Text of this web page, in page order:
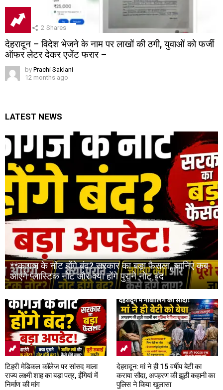
2 Shares
देहरादून – विदेश भेजने के नाम पर लाखों की ठगी, युवाओं को फर्जी
ऑफर लेटर देकर एजेंट फरार –
by Prachi Saklani
12 months ago
LATEST NEWS
**कागज के नोट होंगे बंद? सरकार का बड़ा फैसला, जानिए कब
आएंगे प्लास्टिक नोट और क्या होंगे पुराने नोट बंद
टिहरी मेडिकल कॉलेज पर सांसद माला
राज्य लक्ष्मी शाह का बड़ा पत्र, ईंगियां में
निर्माण की मांग
देहरादून: मां ने ही 15 वर्षीय बेटी का
कराया सौदा, अपहरण की झूठी कहानी का
पुलिस ने किया खुलासा